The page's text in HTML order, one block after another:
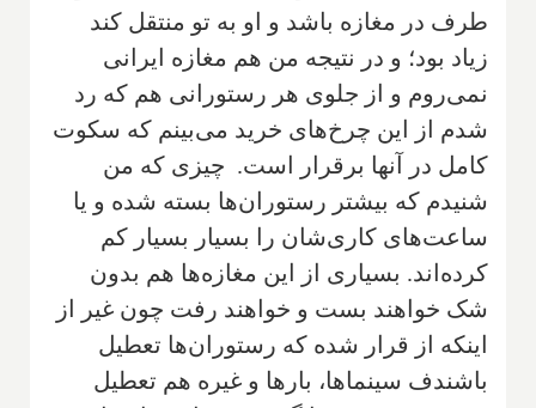
طرف در مغازه باشد و او به تو منتقل کند
زیاد بود؛ و در نتیجه من هم مغازه ایرانی
نمی‌روم و از جلوی هر رستورانی هم که رد
شدم از این چرخ‌های خرید می‌بینم که سکوت
کامل در آنها برقرار است. چیزی که من
شنیدم که بیشتر رستوران‌ها بسته شده و یا
ساعت‌های کاری‌شان را بسیار بسیار کم
کرده‌اند. بسیاری از این مغازه‌ها هم بدون
شک خواهند بست و خواهند رفت چون غیر از
اینکه از قرار شده که رستوران‌ها تعطیل
باشندف سینماها، بارها و غیره هم تعطیل